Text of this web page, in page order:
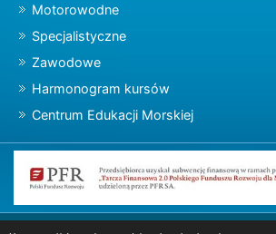
Motorowodne
Specjalistyczne
Zawodowe
Harmonogram kursów
Centrum Edukacji Morskiej